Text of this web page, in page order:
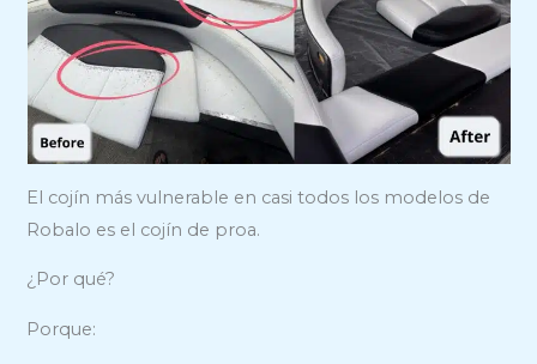
El cojín más vulnerable en casi todos los modelos de
Robalo es el cojín de proa.
¿Por qué?
Porque: